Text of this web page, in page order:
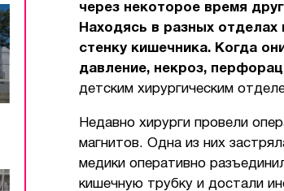
через некоторое время
Находясь в разных
стенку кишечника. Когда
давление, некроз,
детским хирургическим
Недавно хирурги провели
магнитов. Одна из них
медики оперативно
кишечную трубку и достали